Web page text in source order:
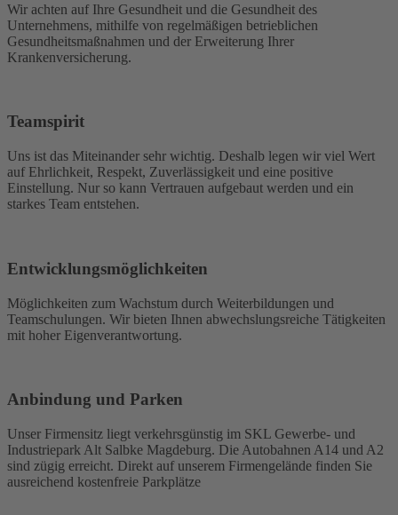
Wir achten auf Ihre Gesundheit und die Gesundheit des
Unternehmens, mithilfe von regelmäßigen betrieblichen
Gesundheitsmaßnahmen und der Erweiterung Ihrer
Krankenversicherung.
Teamspirit
Uns ist das Miteinander sehr wichtig. Deshalb legen wir viel Wert
auf Ehrlichkeit, Respekt, Zuverlässigkeit und eine positive
Einstellung. Nur so kann Vertrauen aufgebaut werden und ein
starkes Team entstehen.
Entwicklungsmöglichkeiten
Möglichkeiten zum Wachstum durch Weiterbildungen und
Teamschulungen. Wir bieten Ihnen abwechslungsreiche Tätigkeiten
mit hoher Eigenverantwortung.
Anbindung und Parken
Unser Firmensitz liegt verkehrsgünstig im SKL Gewerbe- und
Industriepark Alt Salbke Magdeburg. Die Autobahnen A14 und A2
sind zügig erreicht. Direkt auf unserem Firmengelände finden Sie
ausreichend kostenfreie Parkplätze